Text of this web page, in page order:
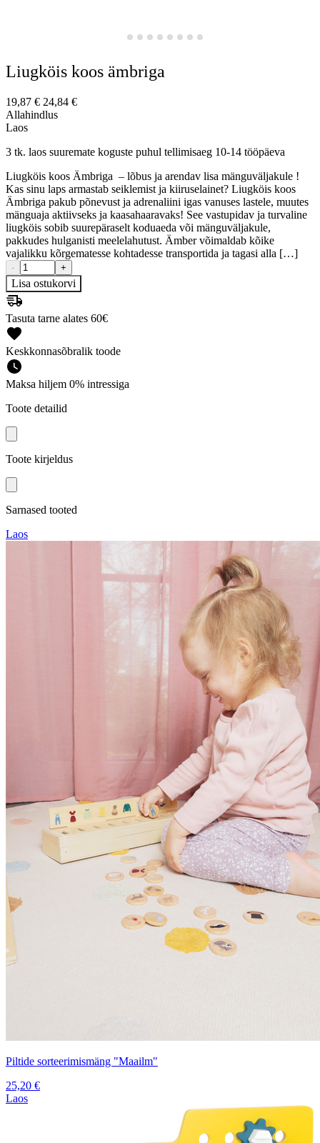
Liugköis koos ämbriga
19,87 € 24,84 €
Allahindlus
Laos
3 tk. laos suuremate koguste puhul tellimisaeg 10-14 tööpäeva
Liugköis koos Ämbriga – lõbus ja arendav lisa mänguväljakule !
Kas sinu laps armastab seiklemist ja kiiruselainet? Liugköis koos
Ämbriga pakub põnevust ja adrenaliini igas vanuses lastele, muutes
mänguaja aktiivseks ja kaasahaaravaks! See vastupidav ja turvaline
liugköis sobib suurepäraselt koduaeda või mänguväljakule,
pakkudes hulganisti meelelahutust. Ämber võimaldab kõike
vajalikku kõrgematesse kohtadesse transportida ja tagasi alla […]
- +
Lisa ostukorvi
Tasuta tarne alates 60€
Keskkonnasõbralik toode
Maksa hiljem 0% intressiga
Toote detailid
Toote kirjeldus
Sarnased tooted
Laos
Piltide sorteerimismäng "Maailm"
25,20 €
Laos